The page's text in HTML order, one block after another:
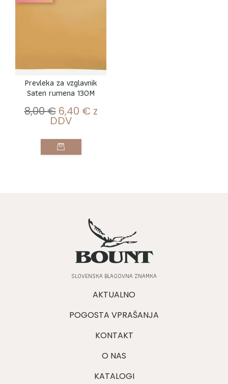
Prevleka za vzglavnik
Saten rumena 130M
8,00€ 6,40 € z
DDV
SLOVENSKA BLAGOVNA ZNAMKA
AKTUALNO
POGOSTA VPRAŠANJA
KONTAKT
O NAS
KATALOGI